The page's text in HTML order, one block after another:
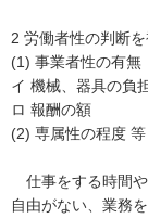
2 労働者性の判断
(1) 事業者性の有無
イ 機械、器具の負
ロ 報酬の額
(2) 専属性の程度 等
仕事をする時間
自由がない、業務